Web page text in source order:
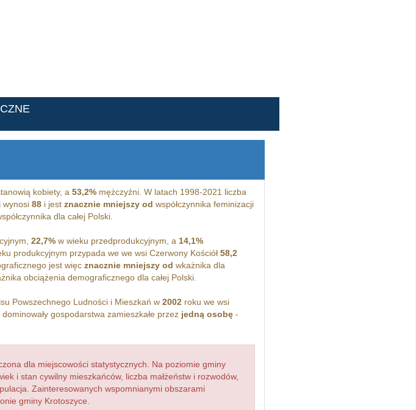
kobiety, a 53,2%mężczyźni. W latach 1998-2021 liczba
wynosi 88i jest znacznie mniejszy od współczynnika feminizacji
dla całej Polski.
22,7%w wieku przedprodukcyjnym, a 14,1%
produkcyjnym przypada we we wsi Czerwony Kościół 58,2
jest więc znacznie mniejszy od wkażnika dla
obciążenia demograficznego dla całej Polski.
Powszechnego Ludności i Mieszkań w 2002roku we wsi
gospodarstwa zamieszkałe przez jedną osobę-
dla miejscowości statystycznych. Na poziomie gminy
i stan cywilny mieszkańców, liczba małżeństw i rozwodów,
Zainteresowanych wspomnianymi obszarami
gminy Krotoszyce.